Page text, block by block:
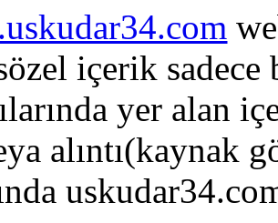
içerik sadece
yer alan
alıntı(kaynak